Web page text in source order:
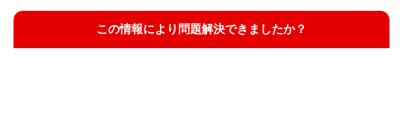
この情報により問題解決できましたか？